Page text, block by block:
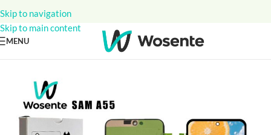
Skip to navigation
Skip to main content
MENU